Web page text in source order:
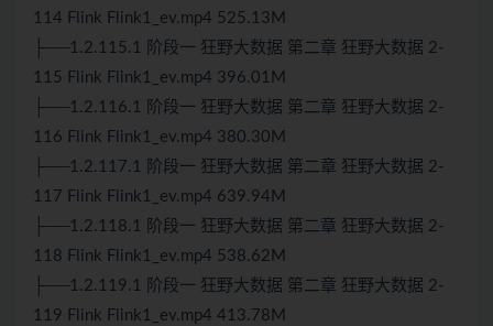
114 Flink Flink1_ev.mp4 525.13M
├──1.2.115.1 阶段一 狂野大数据 第二章 狂野大数据 2-
115 Flink Flink1_ev.mp4 396.01M
├──1.2.116.1 阶段一 狂野大数据 第二章 狂野大数据 2-
116 Flink Flink1_ev.mp4 380.30M
├──1.2.117.1 阶段一 狂野大数据 第二章 狂野大数据 2-
117 Flink Flink1_ev.mp4 639.94M
├──1.2.118.1 阶段一 狂野大数据 第二章 狂野大数据 2-
118 Flink Flink1_ev.mp4 538.62M
├──1.2.119.1 阶段一 狂野大数据 第二章 狂野大数据 2-
119 Flink Flink1_ev.mp4 413.78M